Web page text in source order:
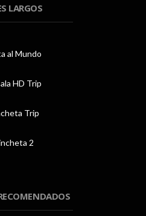
LARGOS
al Mundo
HD Trip
Trip
2